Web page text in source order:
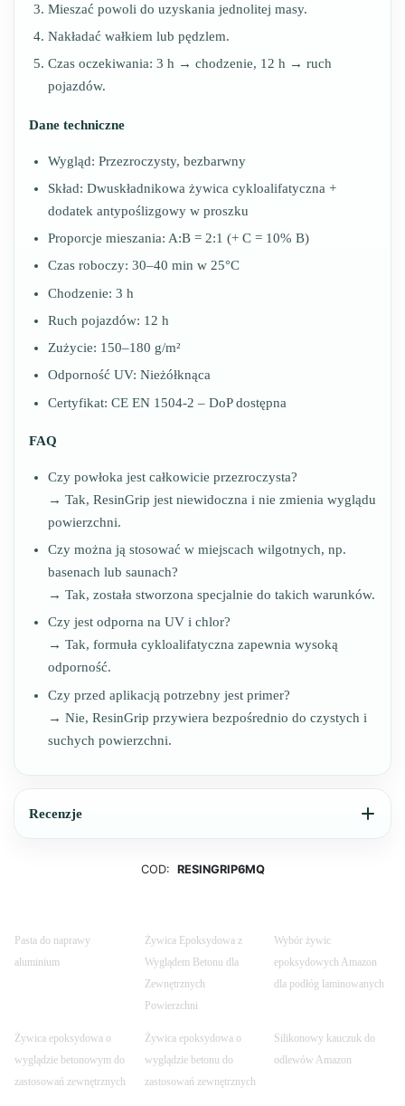
Mieszać powoli do uzyskania jednolitej masy.
Nakładać wałkiem lub pędzlem.
Czas oczekiwania: 3 h → chodzenie, 12 h → ruch
pojazdów.
Dane techniczne
Wygląd: Przezroczysty, bezbarwny
Skład: Dwuskładnikowa żywica cykloalifatyczna +
dodatek antypoślizgowy w proszku
Proporcje mieszania: A:B = 2:1 (+ C = 10% B)
Czas roboczy: 30–40 min w 25°C
Chodzenie: 3 h
Ruch pojazdów: 12 h
Zużycie: 150–180 g/m²
Odporność UV: Nieżółknąca
Certyfikat: CE EN 1504-2 – DoP dostępna
FAQ
Czy powłoka jest całkowicie przezroczysta?
→ Tak, ResinGrip jest niewidoczna i nie zmienia wyglądu
powierzchni.
Czy można ją stosować w miejscach wilgotnych, np.
basenach lub saunach?
→ Tak, została stworzona specjalnie do takich warunków.
Czy jest odporna na UV i chlor?
→ Tak, formuła cykloalifatyczna zapewnia wysoką
odporność.
Czy przed aplikacją potrzebny jest primer?
→ Nie, ResinGrip przywiera bezpośrednio do czystych i
suchych powierzchni.
Recenzje
COD: RESINGRIP6MQ
Pasta do naprawy
aluminium
Żywica Epoksydowa z
Wyglądem Betonu dla
Zewnętrznych
Powierzchni
Wybór żywic
epoksydowych Amazon
dla podłóg laminowanych
Żywica epoksydowa o
wyglądzie betonowym do
zastosowań zewnętrznych
Żywica epoksydowa o
wyglądzie betonu do
zastosowań zewnętrznych
Silikonowy kauczuk do
odlewów Amazon